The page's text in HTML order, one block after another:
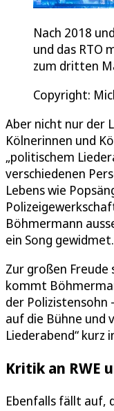
Nach 2018
und das RTO
zum dritten
Copyright:
Aber nicht nur der
Kölnerinnen und
„politischem
verschiedenen
Lebens wie
Böhmermann
ein Song gewidmet.
Zur großen Freude
kommt
der Polizistensohn
auf die Bühne und
Liederabend“ kurz
Kritik an RWE
Ebenfalls fällt auf,